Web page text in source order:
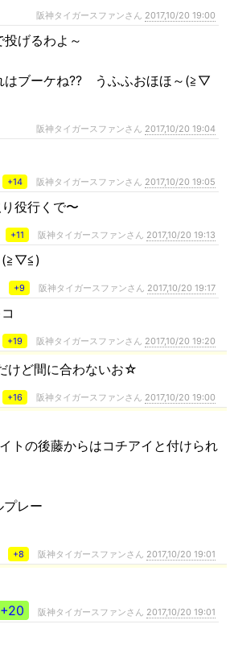
阪神タイガースファンさん 2017,10/20 19:00
げるわよ～
はブーケね?? うふふおほほ～(≧▽
阪神タイガースファンさん 2017,10/20 19:04
+14 阪神タイガースファンさん 2017,10/20 19:05
役行くで〜
+11 阪神タイガースファンさん 2017,10/20 19:13
(≧▽≦)
+9 阪神タイガースファンさん 2017,10/20 19:17
+19 阪神タイガースファンさん 2017,10/20 19:20
けど間に合わないお☆
+16 阪神タイガースファンさん 2017,10/20 19:00
トの後藤からはコチアイと付けられ
レー
+8 阪神タイガースファンさん 2017,10/20 19:01
+20
阪神タイガースファンさん 2017,10/20 19:01